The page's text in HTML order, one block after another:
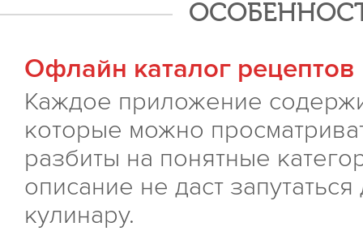
Офлайн каталог рецептов
Каждое приложение
которые можно
разбиты на понятные
описание не даст
кулинару.